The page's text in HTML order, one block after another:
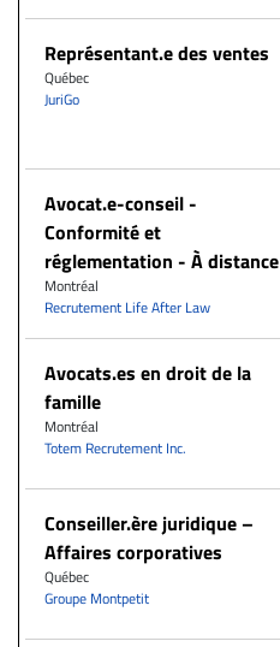
Représentant.e des ventes
Québec
JuriGo
​Avocat.e-conseil -
Conformité et
réglementation - À distance
Montréal
Recrutement Life After Law
Avocats.es en droit de la
famille
Montréal
Totem Recrutement Inc.
Conseiller.ère juridique –
Affaires corporatives
Québec
Groupe Montpetit